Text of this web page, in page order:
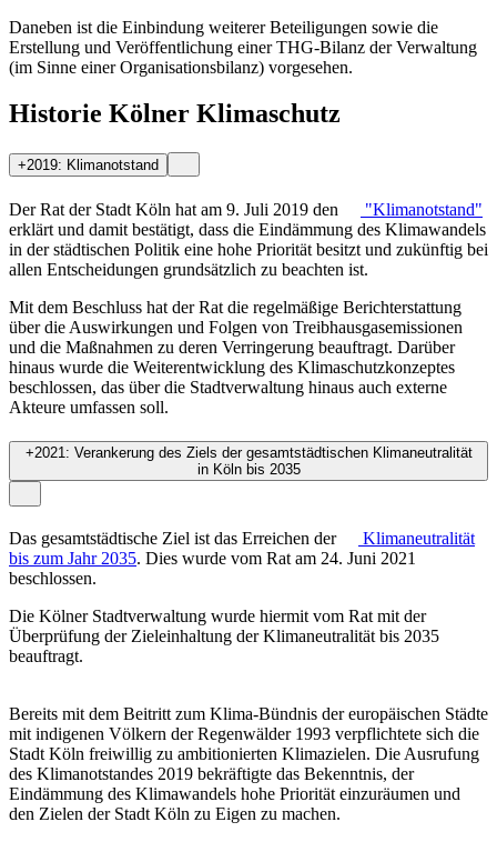
Daneben ist die Einbindung weiterer Beteiligungen sowie die
Erstellung und Veröffentlichung einer THG-Bilanz der Verwaltung
(im Sinne einer Organisationsbilanz) vorgesehen.
Historie Kölner Klimaschutz
+2019: Klimanotstand
Der Rat der Stadt Köln hat am 9. Juli 2019 den
"Klimanotstand"
erklärt und damit bestätigt, dass die Eindämmung des Klimawandels
in der städtischen Politik eine hohe Priorität besitzt und zukünftig bei
allen Entscheidungen grundsätzlich zu beachten ist.
Mit dem Beschluss hat der Rat die regelmäßige Berichterstattung
über die Auswirkungen und Folgen von Treibhausgasemissionen
und die Maßnahmen zu deren Verringerung beauftragt. Darüber
hinaus wurde die Weiterentwicklung des Klimaschutzkonzeptes
beschlossen, das über die Stadtverwaltung hinaus auch externe
Akteure umfassen soll.
+2021: Verankerung des Ziels der gesamtstädtischen Klimaneutralität
in Köln bis 2035
Das gesamtstädtische Ziel ist das Erreichen der
Klimaneutralität
bis zum Jahr 2035. Dies wurde vom Rat am 24. Juni 2021
beschlossen.
Die Kölner Stadtverwaltung wurde hiermit vom Rat mit der
Überprüfung der Zieleinhaltung der Klimaneutralität bis 2035
beauftragt.
Bereits mit dem Beitritt zum Klima-Bündnis der europäischen Städte
mit indigenen Völkern der Regenwälder 1993 verpflichtete sich die
Stadt Köln freiwillig zu ambitionierten Klimazielen. Die Ausrufung
des Klimanotstandes 2019 bekräftigte das Bekenntnis, der
Eindämmung des Klimawandels hohe Priorität einzuräumen und
den Zielen der Stadt Köln zu Eigen zu machen.